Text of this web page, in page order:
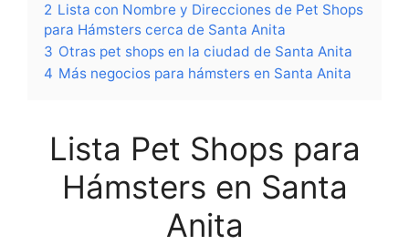
2 Lista con Nombre y Direcciones de Pet Shops
para Hámsters cerca de Santa Anita
3 Otras pet shops en la ciudad de Santa Anita
4 Más negocios para hámsters en Santa Anita
Lista Pet Shops para
Hámsters en Santa
Anita